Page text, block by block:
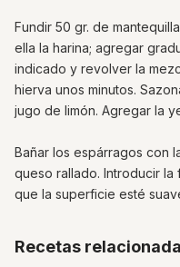
Fundir 50 gr. de
ella la harina; agregar
indicado y revolver la
hierva unos minutos.
jugo de limón. Agregar la
Bañar los espárragos con
queso rallado. Introducir
que la superficie esté
Recetas